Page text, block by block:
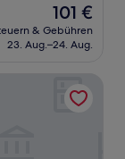
Der
Preis
beträgt
101 €
& Gebühren
23. Aug.–24. Aug.